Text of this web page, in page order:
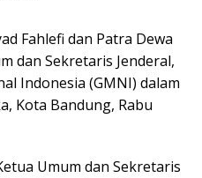
Fahlefi dan Patra Dewa
dan Sekretaris Jenderal,
Indonesia (GMNI) dalam
Kota Bandung, Rabu
Umum dan Sekretaris